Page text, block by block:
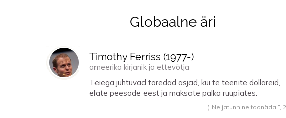
Globaalne äri
Timothy Ferriss (1977-)
ameerika kirjanik ja ettevõtja
Teiega juhtuvad toredad asjad, kui te teenite dollareid,
elate peesode eest ja maksate palka ruupiates.
(“Neljatunnine töönädal”,